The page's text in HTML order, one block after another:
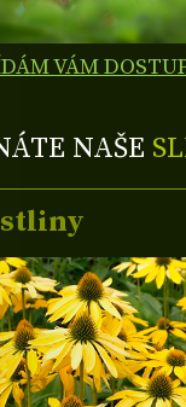
VÁM
NAŠE